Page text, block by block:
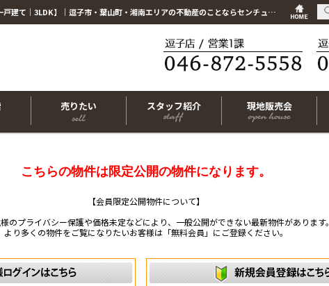
こちらは会員物件です【im-319734｜横浜市磯子区滝頭1丁目｜中古一戸建て｜3LDK】｜逗子市・葉山町・湘南エリアの不動産のことならセンチュリー21リビングライフにお任せください！
売りたい スタッフ紹介 現地販売会
こちらの物件は限定公開の物件になります。
【会員限定公開物件について】
のプライバシー保護や価格未定などにより、一般公開ができない最新物件があります。
より多くの物件をご覧になりたいお客様は「無料会員」にご登録ください。